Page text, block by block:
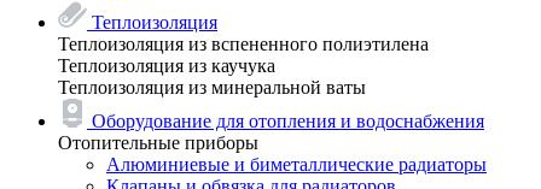
Теплоизоляция
Теплоизоляция из вспененного полиэтилена
Теплоизоляция из каучука
Теплоизоляция из минеральной ваты
Оборудование для отопления и водоснабжения
Отопительные приборы
Алюминиевые и биметаллические радиаторы